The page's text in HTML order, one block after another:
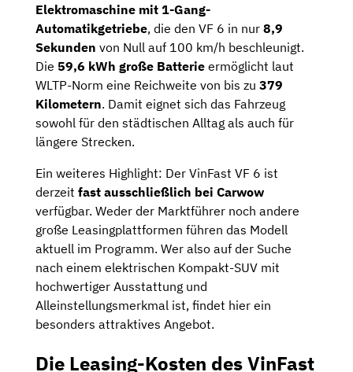
Elektromaschine mit 1-Gang-
Automatikgetriebe, die den VF 6 in nur 8,9
Sekunden von Null auf 100 km/h beschleunigt.
Die 59,6 kWh große Batterie ermöglicht laut
WLTP-Norm eine Reichweite von bis zu 379
Kilometern. Damit eignet sich das Fahrzeug
sowohl für den städtischen Alltag als auch für
längere Strecken.
Ein weiteres Highlight: Der VinFast VF 6 ist
derzeit fast ausschließlich bei Carwow
verfügbar. Weder der Marktführer noch andere
große Leasingplattformen führen das Modell
aktuell im Programm. Wer also auf der Suche
nach einem elektrischen Kompakt-SUV mit
hochwertiger Ausstattung und
Alleinstellungsmerkmal ist, findet hier ein
besonders attraktives Angebot.
Die Leasing-Kosten des VinFast